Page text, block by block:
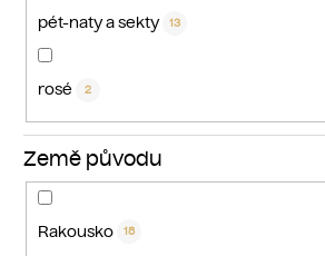
pét-naty a sekty 13
rosé 2
Země původu
Rakousko 18